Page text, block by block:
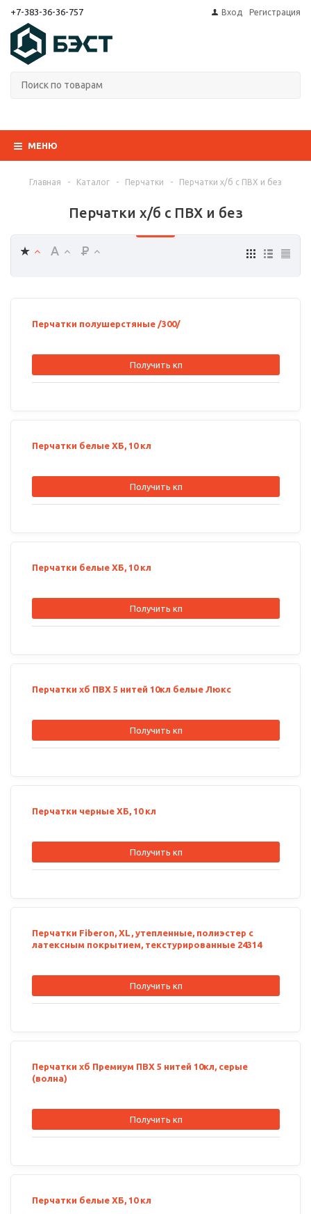
+7-383-36-36-757 Вход Регистрация
МЕНЮ
Главная - Каталог - Перчатки - Перчатки х/б с ПВХ и без
Перчатки х/б с ПВХ и без
Перчатки полушерстяные /300/
Получить кп
Перчатки белые ХБ, 10 кл
Получить кп
Перчатки белые ХБ, 10 кл
Получить кп
Перчатки хб ПВХ 5 нитей 10кл белые Люкс
Получить кп
Перчатки черные ХБ, 10 кл
Получить кп
Перчатки Fiberon, XL, утепленные, полиэстер с
латексным покрытием, текстурированные 24314
Получить кп
Перчатки хб Премиум ПВХ 5 нитей 10кл, серые
(волна)
Получить кп
Перчатки белые ХБ, 10 кл